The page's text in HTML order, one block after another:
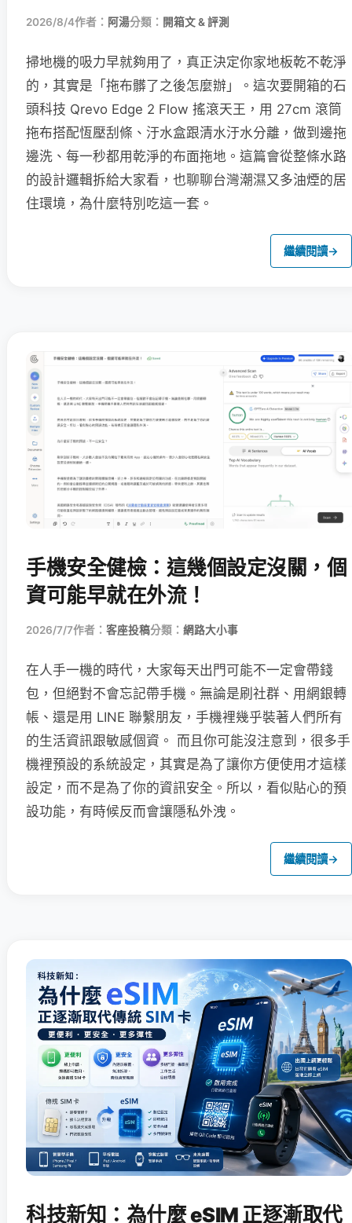
2026/8/4作者： 阿湯分類： 開箱文 & 評測
掃地機的吸力早就夠用了，真正決定你家地板乾不乾淨
的，其實是「拖布髒了之後怎麼辦」。這次要開箱的石
頭科技 Qrevo Edge 2 Flow 搖滾天王，用 27cm 滾筒
拖布搭配恆壓刮條、汙水盒跟清水汙水分離，做到邊拖
邊洗、每一秒都用乾淨的布面拖地。這篇會從整條水路
的設計邏輯拆給大家看，也聊聊台灣潮濕又多油煙的居
住環境，為什麼特別吃這一套。
繼續閱讀→
手機安全健檢：這幾個設定沒關，個
資可能早就在外流！
2026/7/7作者： 客座投稿分類： 網路大小事
在人手一機的時代，大家每天出門可能不一定會帶錢
包，但絕對不會忘記帶手機。無論是刷社群、用網銀轉
帳、還是用 LINE 聯繫朋友，手機裡幾乎裝著人們所有
的生活資訊跟敏感個資。 而且你可能沒注意到，很多手
機裡預設的系統設定，其實是為了讓你方便使用才這樣
設定，而不是為了你的資訊安全。所以，看似貼心的預
設功能，有時候反而會讓隱私外洩。
繼續閱讀→
科技新知：為什麼 eSIM 正逐漸取代